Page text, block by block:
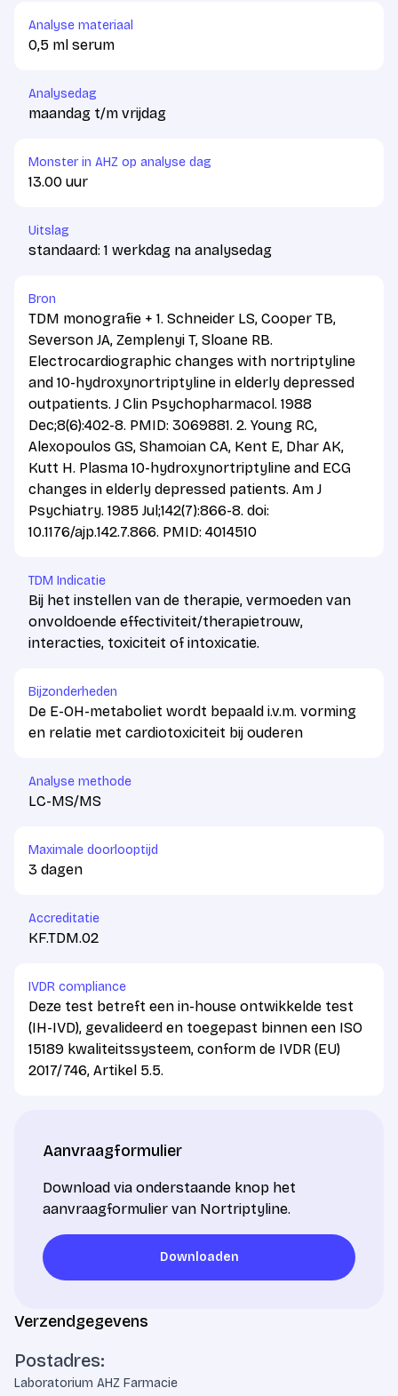
Analyse materiaal
0,5 ml serum
Analysedag
maandag t/m vrijdag
Monster in AHZ op analyse dag
13.00 uur
Uitslag
standaard: 1 werkdag na analysedag
Bron
TDM monografie + 1. Schneider LS, Cooper TB,
Severson JA, Zemplenyi T, Sloane RB.
Electrocardiographic changes with nortriptyline
and 10-hydroxynortriptyline in elderly depressed
outpatients. J Clin Psychopharmacol. 1988
Dec;8(6):402-8. PMID: 3069881. 2. Young RC,
Alexopoulos GS, Shamoian CA, Kent E, Dhar AK,
Kutt H. Plasma 10-hydroxynortriptyline and ECG
changes in elderly depressed patients. Am J
Psychiatry. 1985 Jul;142(7):866-8. doi:
10.1176/ajp.142.7.866. PMID: 4014510
TDM Indicatie
Bij het instellen van de therapie, vermoeden van
onvoldoende effectiviteit/therapietrouw,
interacties, toxiciteit of intoxicatie.
Bijzonderheden
De E-OH-metaboliet wordt bepaald i.v.m. vorming
en relatie met cardiotoxiciteit bij ouderen
Analyse methode
LC-MS/MS
Maximale doorlooptijd
3 dagen
Accreditatie
KF.TDM.02
IVDR compliance
Deze test betreft een in-house ontwikkelde test
(IH-IVD), gevalideerd en toegepast binnen een ISO
15189 kwaliteitssysteem, conform de IVDR (EU)
2017/746, Artikel 5.5.
Aanvraagformulier
Download via onderstaande knop het
aanvraagformulier van Nortriptyline.
Downloaden
Verzendgegevens
Postadres:
Laboratorium AHZ Farmacie